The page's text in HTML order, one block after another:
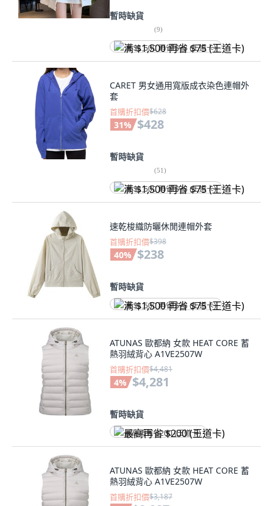
暫時缺貨
(9)
满 $1,500 再省 $75 (王道卡)
CARET 男女通用寬版成衣染色連帽外
套
首購折扣價$628
31% $428
暫時缺貨
(51)
满 $1,500 再省 $75 (王道卡)
速乾梭織防曬休閒連帽外套
首購折扣價$398
40% $238
暫時缺貨
满 $1,500 再省 $75 (王道卡)
ATUNAS 歐都納 女款 HEAT CORE 蓄
熱羽絨背心 A1VE2507W
首購折扣價$4,481
4% $4,281
暫時缺貨
最高再省 $200 (王道卡)
ATUNAS 歐都納 女款 HEAT CORE 蓄
熱羽絨背心 A1VE2507W
首購折扣價$3,187